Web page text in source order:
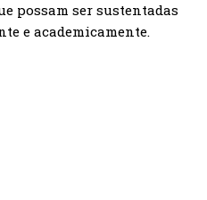
possam ser sustentadas
e academicamente.